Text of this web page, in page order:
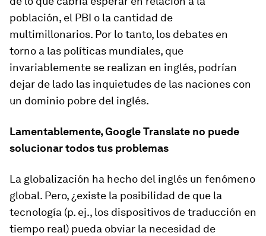
población, el PBI o la cantidad de
multimillonarios. Por lo tanto, los debates en
torno a las políticas mundiales, que
invariablemente se realizan en inglés, podrían
dejar de lado las inquietudes de las naciones con
un dominio pobre del inglés.
Lamentablemente, Google Translate no puede
solucionar todos tus problemas
La globalización ha hecho del inglés un fenómeno
global. Pero, ¿existe la posibilidad de que la
tecnología (p. ej., los dispositivos de traducción en
tiempo real) pueda obviar la necesidad de